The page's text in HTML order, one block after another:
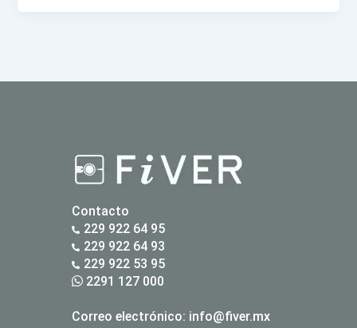
Contacto
229 922 64 95
229 922 64 93
229 922 53 95
2291 127 000
Correo electrónico: info@fiver.mx